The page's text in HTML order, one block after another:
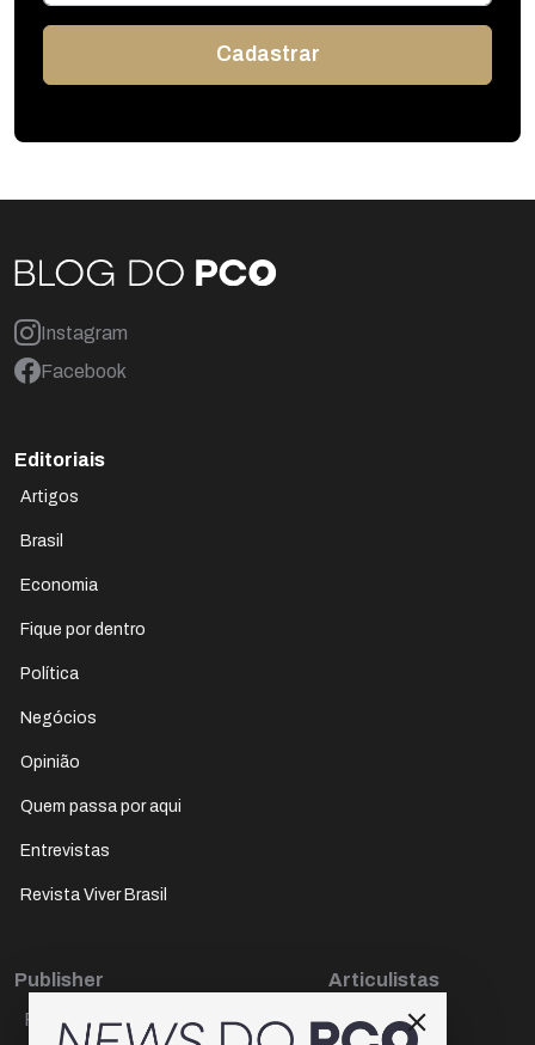
Instagram
Facebook
Editoriais
Artigos
Brasil
Economia
Fique por dentro
Política
Negócios
Opinião
Quem passa por aqui
Entrevistas
Revista Viver Brasil
Publisher
Paulo Cesar de Oliveira
Articulistas
Décio Freire